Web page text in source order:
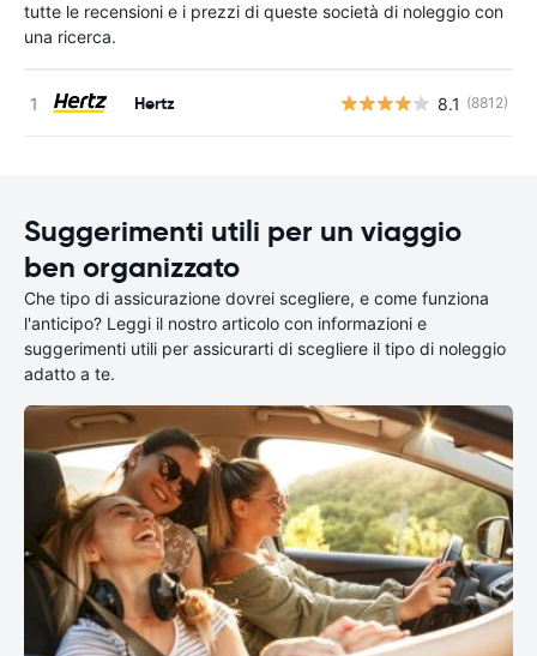
tutte le recensioni e i prezzi di queste società di noleggio con
una ricerca.
Hertz 8.1 (8812)
Suggerimenti utili per un viaggio
ben organizzato
Che tipo di assicurazione dovrei scegliere, e come funziona
l'anticipo? Leggi il nostro articolo con informazioni e
suggerimenti utili per assicurarti di scegliere il tipo di noleggio
adatto a te.